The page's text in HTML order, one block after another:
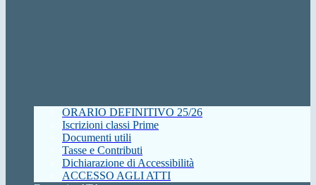
ORARIO DEFINITIVO 25/26
Iscrizioni classi Prime
Documenti utili
Tasse e Contributi
Dichiarazione di Accessibilità
ACCESSO AGLI ATTI